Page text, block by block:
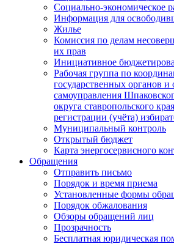
Социально-экономическое
Информация для
Жилье
Комиссия по делам
их прав
Инициативное
Рабочая группа по
государственных органов и
самоуправления
округа ставропольского
регистрации (учёта)
Муниципальный контроль
Открытый бюджет
Карта энергосервисного
Обращения
Отправить письмо
Порядок и время приема
Установленные формы
Порядок обжалования
Обзоры обращений лиц
Прозрачность
Бесплатная юридическая